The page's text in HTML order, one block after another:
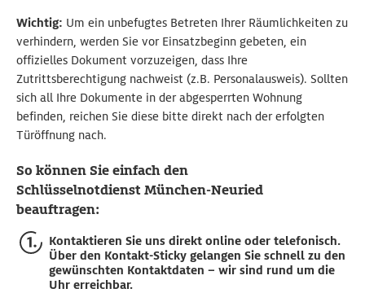
Wichtig: Um ein unbefugtes Betreten Ihrer Räumlichkeiten zu
verhindern, werden Sie vor Einsatzbeginn gebeten, ein
offizielles Dokument vorzuzeigen, dass Ihre
Zutrittsberechtigung nachweist (z.B. Personalausweis). Sollten
sich all Ihre Dokumente in der abgesperrten Wohnung
befinden, reichen Sie diese bitte direkt nach der erfolgten
Türöffnung nach.
So können Sie einfach den
Schlüsselnotdienst München-Neuried
beauftragen:
Kontaktieren Sie uns direkt online oder telefonisch.
Über den Kontakt-Sticky gelangen Sie schnell zu den
gewünschten Kontaktdaten – wir sind rund um die
Uhr erreichbar.